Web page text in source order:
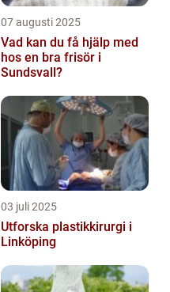
07 augusti 2025
Vad kan du få hjälp med
hos en bra frisör i
Sundsvall?
03 juli 2025
Utforska plastikkirurgi i
Linköping